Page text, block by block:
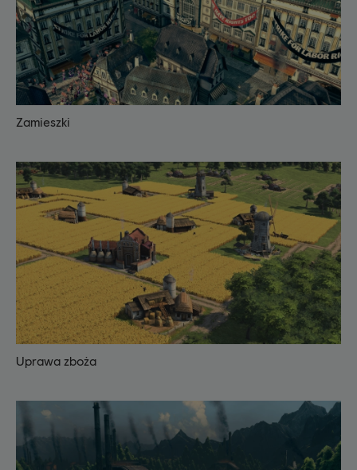
Zamieszki
Uprawa zboża